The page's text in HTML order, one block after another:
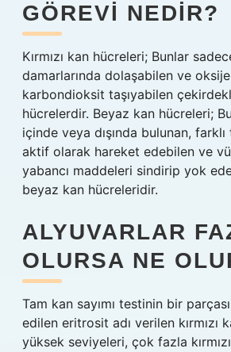
GÖREVI NEDIR?
Kırmızı kan hücreleri; Bunlar
damarlarında dolaşabilen ve
karbondioksit taşıyabilen çekirdekli
hücrelerdir. Beyaz kan hücreleri;
içinde veya dışında bulunan,
aktif olarak hareket edebilen ve
yabancı maddeleri sindirip yok
beyaz kan hücreleridir.
ALYUVARLAR
OLURSA NE
Tam kan sayımı testinin bir
edilen eritrosit adı verilen kırmızı
yüksek seviyeleri, çok fazla